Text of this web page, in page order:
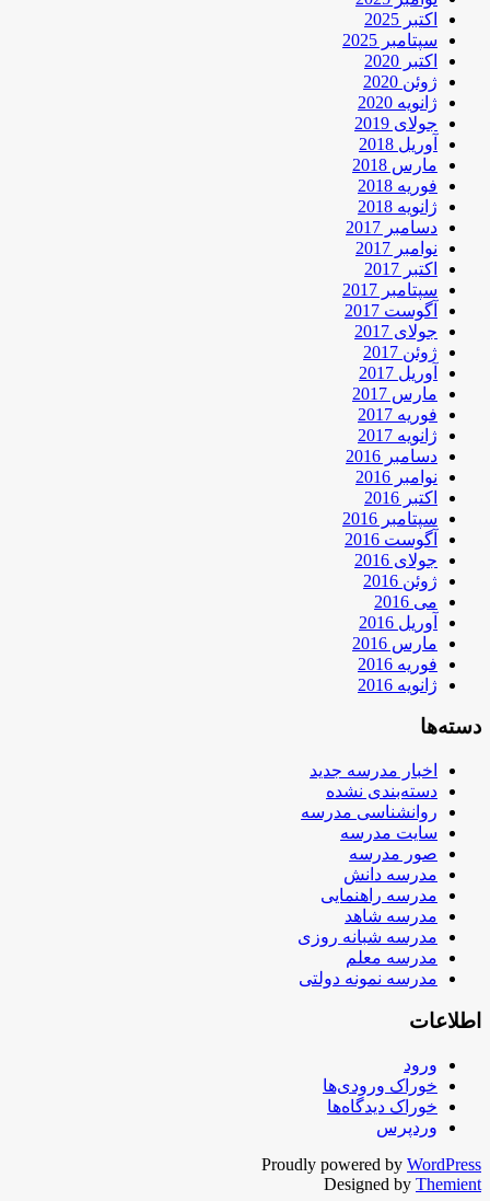
اکتبر 2025
سپتامبر 2025
اکتبر 2020
ژوئن 2020
ژانویه 2020
جولای 2019
آوریل 2018
مارس 2018
فوریه 2018
ژانویه 2018
دسامبر 2017
نوامبر 2017
اکتبر 2017
سپتامبر 2017
آگوست 2017
جولای 2017
ژوئن 2017
آوریل 2017
مارس 2017
فوریه 2017
ژانویه 2017
دسامبر 2016
نوامبر 2016
اکتبر 2016
سپتامبر 2016
آگوست 2016
جولای 2016
ژوئن 2016
می 2016
آوریل 2016
مارس 2016
فوریه 2016
ژانویه 2016
دسته‌ها
اخبار مدرسه جدید
دسته‌بندی نشده
روانشناسی مدرسه
سایت مدرسه
صور مدرسه
مدرسه دانش
مدرسه راهنمایی
مدرسه شاهد
مدرسه شبانه روزی
مدرسه معلم
مدرسه نمونه دولتی
اطلاعات
ورود
خوراک ورودی‌ها
خوراک دیدگاه‌ها
وردپرس
Proudly powered by WordPress
Designed by Themient